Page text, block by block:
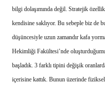
bilgi dolaşımında değil. Stratejik
kendisine saklıyor. Bu sebeple biz de
düşüncesiyle uzun zamandır kafa
Hekimliği Fakültesi’nde
başladık. 3 farklı tipini değişik
içerisine kattık. Bunun üzerinde